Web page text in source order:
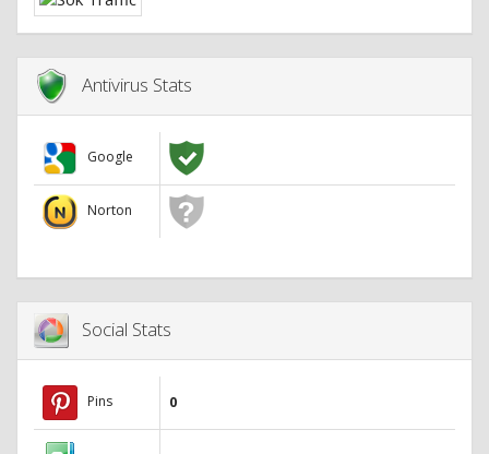
Antivirus Stats
Google
Norton
Social Stats
Pins 0